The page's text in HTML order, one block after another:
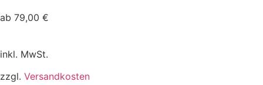
ab 79,00 €
inkl. MwSt.
zzgl. Versandkosten